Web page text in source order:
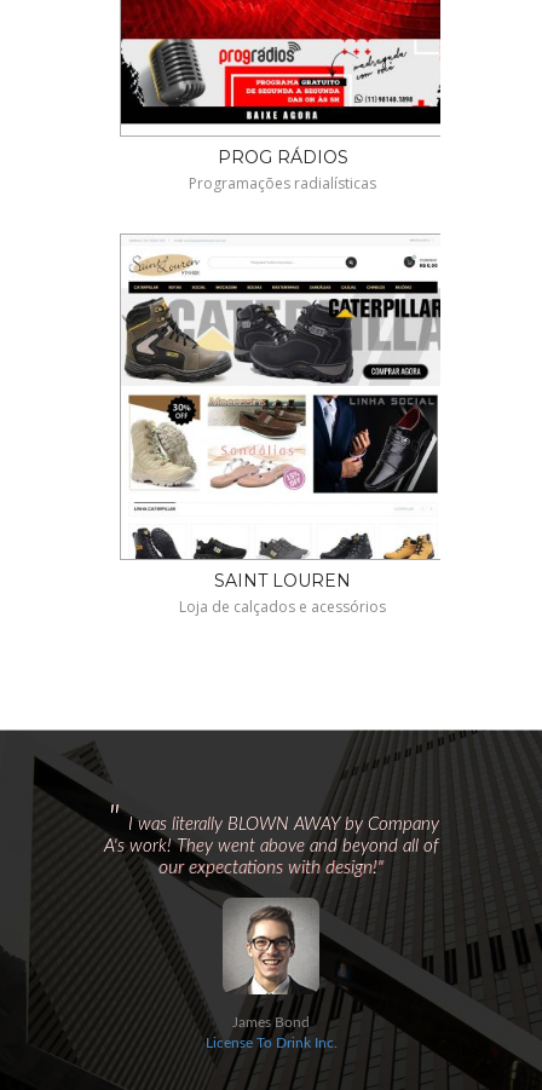
PROG RÁDIOS
Programações radialísticas
SAINT LOUREN
Loja de calçados e acessórios
" I was literally BLOWN AWAY by Company
A's work! They went above and beyond all of
our expectations with design!"
James Bond
License To Drink Inc.